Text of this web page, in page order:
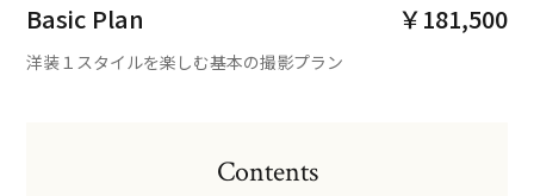
Basic Plan ￥181,500
洋装１スタイルを楽しむ基本の撮影プラン
Contents